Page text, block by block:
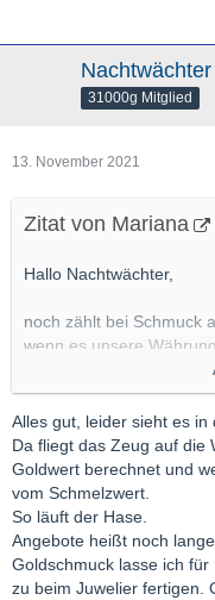
Nachtwächter
31000g Mitglied
13. November 2021
Zitat von Mariana
Hallo Nachtwächter,
noch zählt bei Schmuck
wenn es unsere
sicher ändern. Als reine
Goldmünzen
Damit erfreut man seine
Vergleiche bitte die
dieser Qualität. Du wirst
Hochwertigkeit im
Viele Grüße
Mariana
Alles gut, leider sieht es
Da fliegt das Zeug auf die
Goldwert berechnet und
vom Schmelzwert.
So läuft der Hase.
Angebote heißt noch
Goldschmuck lasse ich
zu beim Juwelier fertigen.